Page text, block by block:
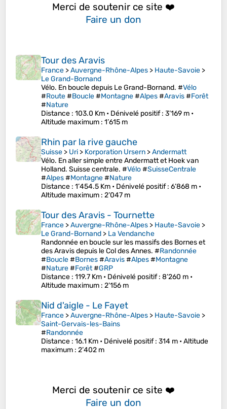
Merci de soutenir ce site ❤️
Faire un don
Tour des Aravis
France >Auvergne-Rhône-Alpes > Haute-Savoie >
Le Grand-Bornand
Vélo. En boucle depuis Le Grand-Bornand. #Vélo
#Route#Boucle#Montagne#Alpes#Aravis#Forêt
#Nature
Distance : 103.0 Km • Dénivelé positif: 3’169 m •
Altitude maximum : 1’615 m
Rhin par la rive gauche
Suisse > Uri > Korporation Ursern >Andermatt
Vélo. En aller simple entre Andermatt et Hoek van
Holland. Suisse centrale. #Vélo#SuisseCentrale
#Alpes#Montagne#Nature
Distance : 1’454.5 Km • Dénivelé positif: 6’868 m •
Altitude maximum : 2’047 m
Tour des Aravis - Tournette
France >Auvergne-Rhône-Alpes > Haute-Savoie >
Le Grand-Bornand > La Vendanche
Randonnée en boucle sur les massifs des Bornes et
des Aravis depuis le Col des Annes. #Randonnée
#Boucle#Bornes#Aravis#Alpes#Montagne
#Nature#Forêt#GRP
Distance : 119.7 Km • Dénivelé positif: 8’260 m •
Altitude maximum : 2’156 m
Nid d'aigle - Le Fayet
France >Auvergne-Rhône-Alpes > Haute-Savoie >
Saint-Gervais-les-Bains
#Randonnée
Distance : 16.1 Km • Dénivelé positif: 314 m •Altitude
maximum : 2’402 m
Merci de soutenir ce site ❤️
Faire un don